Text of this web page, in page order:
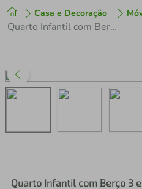
Casa e Decoração
Quarto Infantil com Berço 3 em 1 Luíza Multimóveis Branco
Quarto Infantil com Berço 3
1º tenis
perfume